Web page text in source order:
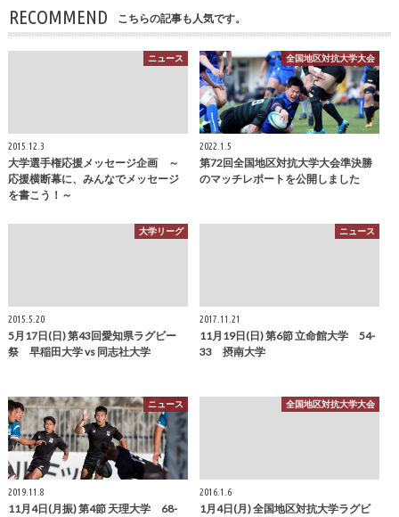
RECOMMEND こちらの記事も人気です。
ニュース
2015.12.3
大学選手権応援メッセージ企画 ～
応援横断幕に、みんなでメッセージ
を書こう！～
全国地区対抗大学大会
2022.1.5
第72回全国地区対抗大学大会準決勝
のマッチレポートを公開しました
大学リーグ
2015.5.20
5月17日(日) 第43回愛知県ラグビー
祭 早稲田大学 vs 同志社大学
ニュース
2017.11.21
11月19日(日) 第6節 立命館大学 54-
33 摂南大学
ニュース
2019.11.8
11月4日(月振) 第4節 天理大学 68-
全国地区対抗大学大会
2016.1.6
1月4日(月) 全国地区対抗大学ラグビ